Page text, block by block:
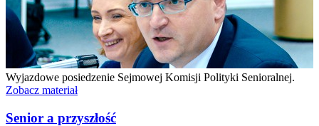
Wyjazdowe posiedzenie Sejmowej Komisji Polityki Senioralnej.
Zobacz materiał
Senior a przyszłość